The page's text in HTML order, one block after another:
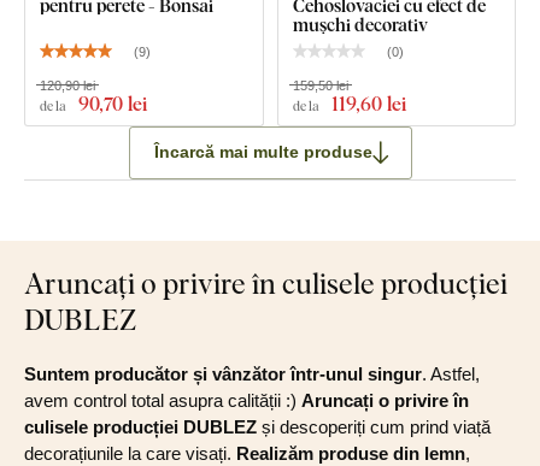
(9)
de la 90,70 lei
120,90 lei
mușchi decorativ
(0)
de la 119,60 lei
159,50 lei
Încarcă mai multe produse
Aruncați o privire în culisele producției
DUBLEZ
Suntem producător și vânzător într-unul singur. Astfel,
avem control total asupra calității :) Aruncați o privire în
culisele producției DUBLEZ și descoperiți cum prind viață
decorațiunile la care visați. Realizăm produse din lemn,